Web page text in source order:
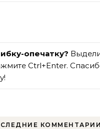
опечатку?
Ctrl+Enter.
КОММЕНТАРИИ